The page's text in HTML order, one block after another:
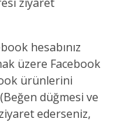
hesabınız
üzere Facebook
ürünlerini
düğmesi ve
ederseniz,